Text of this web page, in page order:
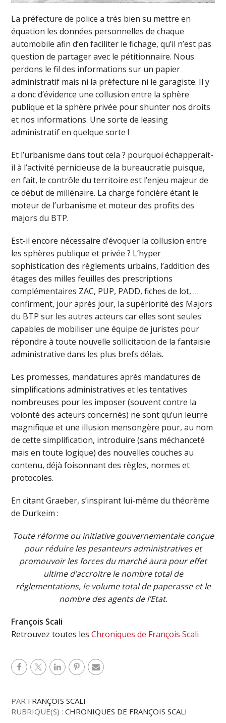
La préfecture de police a très bien su mettre en
équation les données personnelles de chaque
automobile afin d’en faciliter le fichage, qu’il n’est pas
question de partager avec le pétitionnaire. Nous
perdons le fil des informations sur un papier
administratif mais ni la préfecture ni le garagiste. Il y
a donc d’évidence une collusion entre la sphère
publique et la sphère privée pour shunter nos droits
et nos informations. Une sorte de leasing
administratif en quelque sorte !
Et l’urbanisme dans tout cela ? pourquoi échapperait-
il à l’activité pernicieuse de la bureaucratie puisque,
en fait, le contrôle du territoire est l’enjeu majeur de
ce début de millénaire. La charge foncière étant le
moteur de l’urbanisme et moteur des profits des
majors du BTP.
Est-il encore nécessaire d’évoquer la collusion entre
les sphères publique et privée ? L’hyper
sophistication des règlements urbains, l’addition des
étages des milles feuilles des prescriptions
complémentaires ZAC, PUP, PADD, fiches de lot, …
confirment, jour après jour, la supériorité des Majors
du BTP sur les autres acteurs car elles sont seules
capables de mobiliser une équipe de juristes pour
répondre à toute nouvelle sollicitation de la fantaisie
administrative dans les plus brefs délais.
Les promesses, mandatures après mandatures de
simplifications administratives et les tentatives
nombreuses pour les imposer (souvent contre la
volonté des acteurs concernés) ne sont qu’un leurre
magnifique et une illusion mensongère pour, au nom
de cette simplification, introduire (sans méchanceté
mais en toute logique) des nouvelles couches au
contenu, déjà foisonnant des règles, normes et
protocoles.
En citant Graeber, s’inspirant lui-même du théorème
de Durkeim :
Toute réforme ou initiative gouvernementale conçue
pour réduire les pesanteurs administratives et
promouvoir les forces du marché aura pour effet
ultime d’accroitre le nombre total de
réglementations, le volume total de paperasse et le
nombre des agents de l’Etat.
François Scali
Retrouvez toutes lesChroniques de François Scali
PAR FRANÇOIS SCALI
RUBRIQUE(S) :CHRONIQUES DE FRANÇOIS SCALI